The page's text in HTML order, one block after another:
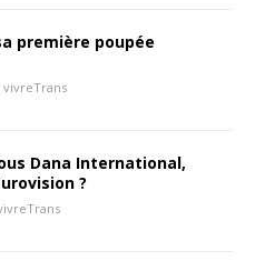
première poupée
vivreTrans
Dana International,
?